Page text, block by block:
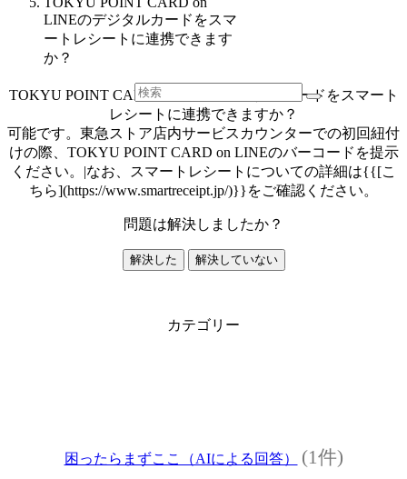
LINEのデジタルカードをスマ
ートレシートに連携できます
か？
TOKYU POINT CARD on LINEのデジタルカードをスマート
レシートに連携できますか？
可能です。東急ストア店内サービスカウンターでの初回紐付
けの際、TOKYU POINT CARD on LINEのバーコードを提示
ください。|なお、スマートレシートについての詳細は{{[こ
ちら](https://www.smartreceipt.jp/)}}をご確認ください。
問題は解決しましたか？
解決した 解決していない
カテゴリー
困ったらまずここ（AIによる回答） (1件)